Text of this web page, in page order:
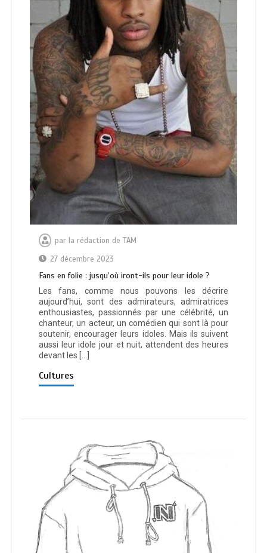
par la rédaction de TAM
27 décembre 2023
Fans en folie : jusqu’où iront-ils pour leur idole ?
Les fans, comme nous pouvons les décrire
aujourd’hui, sont des admirateurs, admiratrices
enthousiastes, passionnés par une célébrité, un
chanteur, un acteur, un comédien qui sont là pour
soutenir, encourager leurs idoles. Mais ils suivent
aussi leur idole jour et nuit, attendent des heures
devant les […]
Cultures